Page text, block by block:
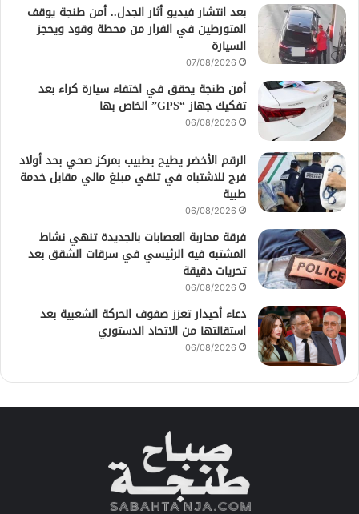
بعد انتشار فيديو أثار الجدل.. أمن طنجة يوقف
المتورطين في الفرار من محطة وقود ويحجز
السيارة
07/08/2026
أمن طنجة يحقق في اختفاء سيارة كراء بعد
تفكيك جهاز “GPS” الخاص بها
06/08/2026
الرقم الأخضر يطيح بطبيب بمركز صحي بحد أولاد
فرج للاشتباه في تلقي مبلغ مالي مقابل خدمة
طبية
06/08/2026
فرقة محاربة العصابات بالجديدة تنهي نشاط
المشتبه فيه الرئيسي في سرقات الشقق بعد
تحريات دقيقة
06/08/2026
دعاء أحيدار تعزز صفوف الحركة الشعبية بعد
استقالتها من الاتحاد الدستوري
06/08/2026